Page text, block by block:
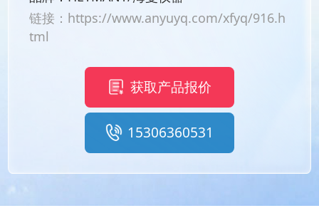
链接： https://www.anyuyq.com/xfyq/916.h
tml
获取产品报价
15306360531